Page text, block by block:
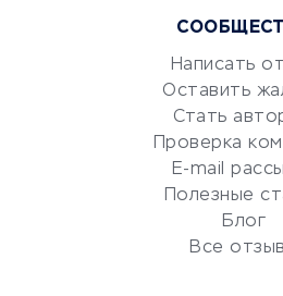
Маркетинг и продажи
Репетиторство
Красота и здоровье
Сервисы по поиску работы
Сетевой маркетинг
УСЛУГИ ДЛЯ БИЗНЕСА
Написать
Оставить
Стать
Проверка
E-mail
Полезные
Блог
Все